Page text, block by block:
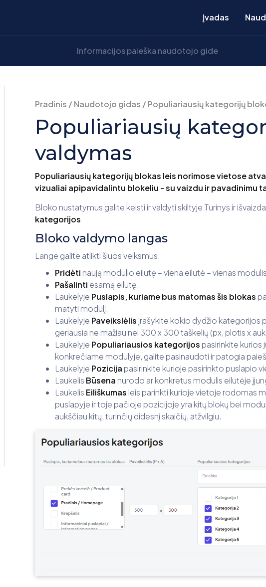
Įvadas
Pradinis /Naudotojo gidas /Populiariausių kategorijų
Populiariausių
valdymas
Populiariausių kategorijų blokas leis norimose vietose
vizualiai apipavidalintu blokeliu - su vaizdu ir pavadinimu
Bloko nustatymus galite keisti ir valdyti skiltyje Turinys ir išvaizda
kategorijos
Bloko valdymo langas
Lange galite atlikti šiuos veiksmus:
Pridėti naują modulio eilutę – viena eilutė – vienas
Pašalinti esamą eilutę.
Laukelyje Puslapis, kuriame bus matomas šis blokas
matyti modulį.
Laukelyje Paveikslėlis įrašykite kokio dydžio kategorijos
geriausia ne mažiau nei 300 x 300 taškelių (px, plotis x
Laukelyje Populiariausios kategorijos pasirinkite
konkrečiame modulyje, galite pasinaudoti ir patogia
Laukelyje Pozicija pasirinkite kurioje pasirinkto puslapio
Laukelis Būsena nurodo ar konkretus modulis eilutėje
Laukelis Eiliškumas leis parinkti kurioje vietoje rodomas
puslapyje ir toje pačioje pozicijoje yra kitų blokų bei
aukščiau kitų, turinčių didesnį skaičių, atžvilgiu.